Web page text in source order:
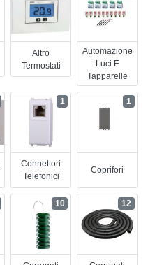
Altro
Termostati
Automazione
Luci E
Tapparelle
Connettori
Telefonici
1
Coprifori
1
10 12